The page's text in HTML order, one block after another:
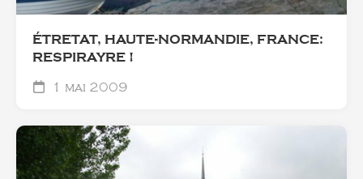
ÉTRETAT, HAUTE-NORMANDIE, FRANCE:
RESPIRAYRE !
1 mai 2009